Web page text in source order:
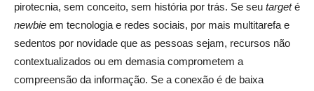
pirotecnia, sem conceito, sem história por trás. Se seu targeté
newbie em tecnologia e redes sociais, por mais multitarefa e
sedentos por novidade que as pessoas sejam, recursos não
contextualizados ou em demasia comprometem a
compreensão da informação. Se a conexão é de baixa